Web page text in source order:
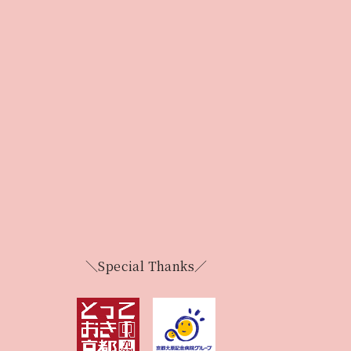
＼Special Thanks／